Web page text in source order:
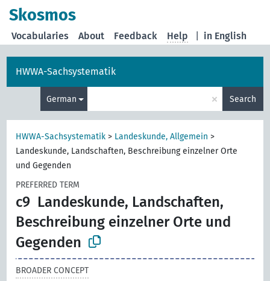
Skosmos
in English
Vocabularies About Feedback Help
HWWA-Sachsystematik
German × Search
HWWA-Sachsystematik > Landeskunde, Allgemein >
Landeskunde, Landschaften, Beschreibung einzelner Orte
und Gegenden
PREFERRED TERM
c9 Landeskunde, Landschaften,
Beschreibung einzelner Orte und
Gegenden
BROADER CONCEPT